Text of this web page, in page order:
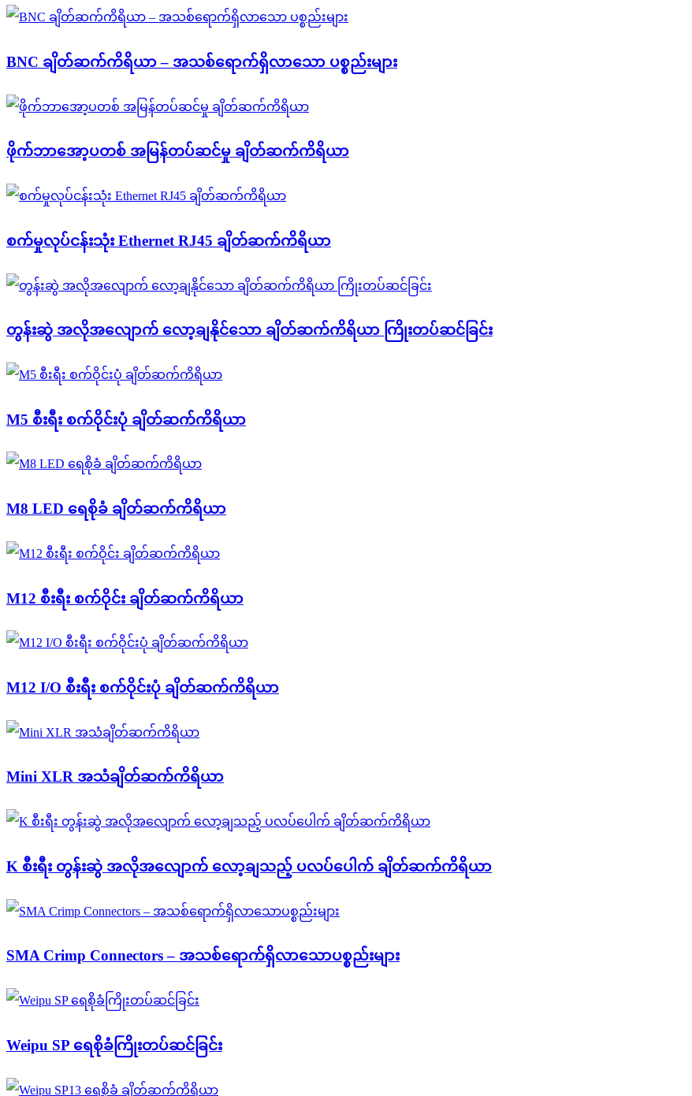
BNC ချိတ်ဆက်ကိရိယာ – အသစ်ရောက်ရှိလာသော ပစ္စည်းများ
ဖိုက်ဘာအော့ပတစ် အမြန်တပ်ဆင်မှု ချိတ်ဆက်ကိရိယာ
စက်မှုလုပ်ငန်းသုံး Ethernet RJ45 ချိတ်ဆက်ကိရိယာ
တွန်းဆွဲ အလိုအလျောက် လော့ချနိုင်သော ချိတ်ဆက်ကိရိယာ ကြိုးတပ်ဆင်ခြင်း
M5 စီးရီး စက်ဝိုင်းပုံ ချိတ်ဆက်ကိရိယာ
M8 LED ရေစိုခံ ချိတ်ဆက်ကိရိယာ
M12 စီးရီး စက်ဝိုင်း ချိတ်ဆက်ကိရိယာ
M12 I/O စီးရီး စက်ဝိုင်းပုံ ချိတ်ဆက်ကိရိယာ
Mini XLR အသံချိတ်ဆက်ကိရိယာ
K စီးရီး တွန်းဆွဲ အလိုအလျောက် လော့ချသည့် ပလပ်ပေါက် ချိတ်ဆက်ကိရိယာ
SMA Crimp Connectors – အသစ်ရောက်ရှိလာသောပစ္စည်းများ
Weipu SP ရေစိုခံကြိုးတပ်ဆင်ခြင်း